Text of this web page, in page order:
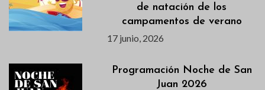
de natación de los
campamentos de verano
17 junio, 2026
Programación Noche de San
Juan 2026